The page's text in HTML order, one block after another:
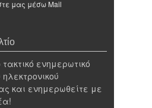
μας μέσω Mail
ενημερωτικό
και ενημερωθείτε με